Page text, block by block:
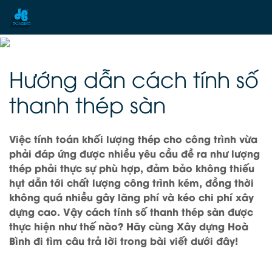
Hướng dẫn cách tính số
thanh thép sàn
Việc tính toán khối lượng thép cho công trình vừa
phải đáp ứng được nhiều yêu cầu đề ra như lượng
thép phải thực sự phù hợp, đảm bảo không thiếu
hụt dẫn tới chất lượng công trình kém, đồng thời
không quá nhiều gây lãng phí và kéo chi phí xây
dựng cao. Vậy cách tính số thanh thép sàn được
thực hiện như thế nào? Hãy cùng Xây dựng Hoà
Bình đi tìm câu trả lời trong bài viết dưới đây!